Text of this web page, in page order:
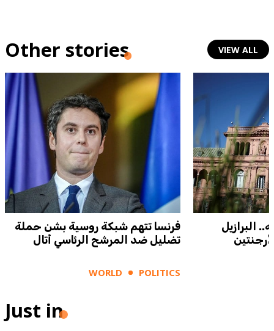
Other stories VIEW ALL
فرنسا تتهم شبكة روسية بشن حملة
تضليل ضد المرشح الرئاسي أتال
WORLD POLITICS
البرازيل
Just in